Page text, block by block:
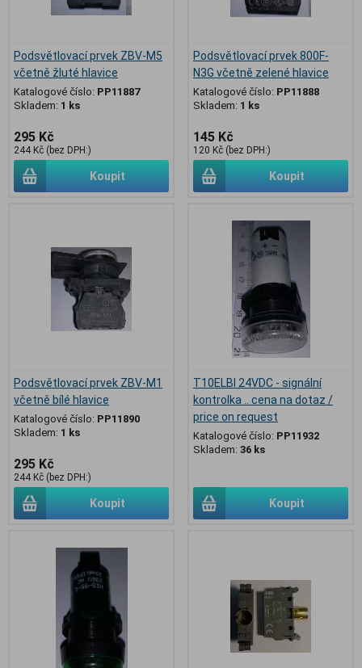
Podsvětlovací prvek ZBV-M5
včetně žluté hlavice
Katalogové číslo: PP11887
Skladem: 1 ks
295 Kč
244 Kč (bez DPH:)
Koupit
Podsvětlovací prvek 800F-
N3G včetně zelené hlavice
Katalogové číslo: PP11888
Skladem: 1 ks
145 Kč
120 Kč (bez DPH:)
Koupit
Podsvětlovací prvek ZBV-M1
včetně bílé hlavice
Katalogové číslo: PP11890
Skladem: 1 ks
295 Kč
244 Kč (bez DPH:)
Koupit
T10ELBI 24VDC - signální
kontrolka .. cena na dotaz /
price on request
Katalogové číslo: PP11932
Skladem: 36 ks
Koupit